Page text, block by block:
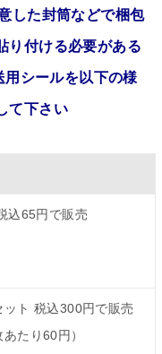
した封筒などで梱包
り付ける必要がある
シールを以下の様
て下さい
込65円で販売
ット 税込300円で販売
あたり60円）